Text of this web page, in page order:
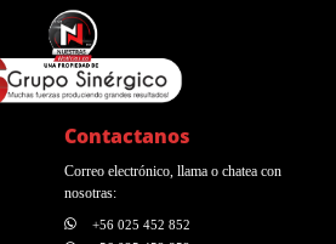
Contactanos
Correo electrónico, llama o chatea con
nosotras:
+56 025 452 852